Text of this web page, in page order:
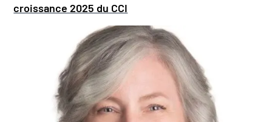
croissance 2025 du CCI